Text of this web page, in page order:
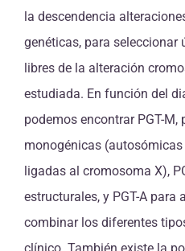
la descendencia
genéticas, para seleccionar
libres de la alteración
estudiada. En función del
podemos encontrar PGT-M,
monogénicas
ligadas al cromosoma X),
estructurales, y PGT-A para
combinar los diferentes